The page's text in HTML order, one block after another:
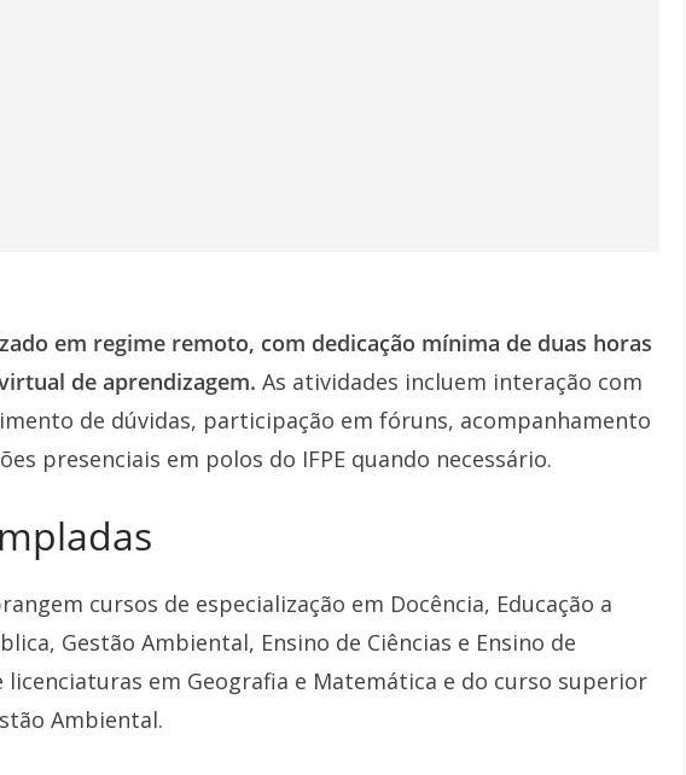
em regime remoto, com dedicação mínima de duas horas
de aprendizagem. As atividades incluem interação com
de dúvidas, participação em fóruns, acompanhamento
presenciais em polos do IFPE quando necessário.
cursos de especialização em Docência, Educação a
Gestão Ambiental, Ensino de Ciências e Ensino de
licenciaturas em Geografia e Matemática e do curso superior
Ambiental.